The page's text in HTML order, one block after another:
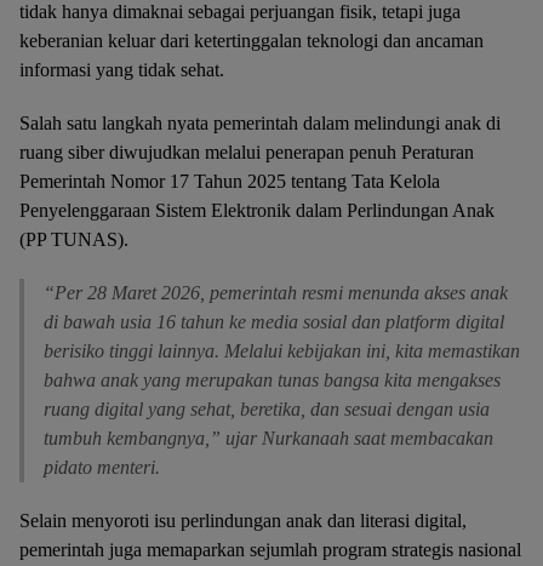
tidak hanya dimaknai sebagai perjuangan fisik, tetapi juga
keberanian keluar dari ketertinggalan teknologi dan ancaman
informasi yang tidak sehat.
Salah satu langkah nyata pemerintah dalam melindungi anak di
ruang siber diwujudkan melalui penerapan penuh Peraturan
Pemerintah Nomor 17 Tahun 2025 tentang Tata Kelola
Penyelenggaraan Sistem Elektronik dalam Perlindungan Anak
(PP TUNAS).
“Per 28 Maret 2026, pemerintah resmi menunda akses anak
di bawah usia 16 tahun ke media sosial dan platform digital
berisiko tinggi lainnya. Melalui kebijakan ini, kita memastikan
bahwa anak yang merupakan tunas bangsa kita mengakses
ruang digital yang sehat, beretika, dan sesuai dengan usia
tumbuh kembangnya,” ujar Nurkanaah saat membacakan
pidato menteri.
Selain menyoroti isu perlindungan anak dan literasi digital,
pemerintah juga memaparkan sejumlah program strategis nasional